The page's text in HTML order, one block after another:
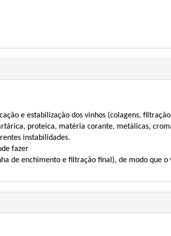
e estabilização dos vinhos (colagens,
proteica, matéria corante, metálicas,
instabilidades.
fazer
de enchimento e filtração final), de modo que